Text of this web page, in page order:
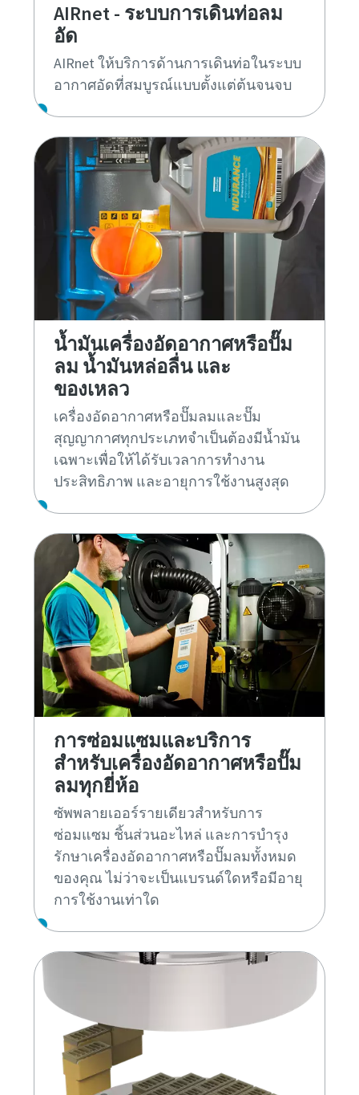
AIRnet - ระบบการเดินท่อลม
อัด
AIRnet ให้บริการด้านการเดินท่อในระบบ
อากาศอัดที่สมบูรณ์แบบตั้งแต่ต้นจนจบ
น้ำมันเครื่องอัดอากาศหรือปั๊ม
ลม น้ำมันหล่อลื่น และ
ของเหลว
เครื่องอัดอากาศหรือปั๊มลมและปั๊ม
สุญญากาศทุกประเภทจำเป็นต้องมีน้ำมัน
เฉพาะเพื่อให้ได้รับเวลาการทำงาน
ประสิทธิภาพ และอายุการใช้งานสูงสุด
การซ่อมแซมและบริการ
สำหรับเครื่องอัดอากาศหรือปั๊ม
ลมทุกยี่ห้อ
ซัพพลายเออร์รายเดียวสำหรับการ
ซ่อมแซม ชิ้นส่วนอะไหล่ และการบำรุง
รักษาเครื่องอัดอากาศหรือปั๊มลมทั้งหมด
ของคุณ ไม่ว่าจะเป็นแบรนด์ใดหรือมีอายุ
การใช้งานเท่าใด